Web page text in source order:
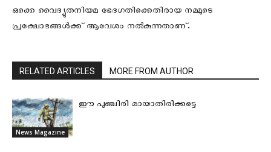
ഒക്കെ വൈദ്യുതനിയമ ഭേദഗതിക്കെതിരായ നമ്മുടെ
പ്രക്ഷോഭങ്ങള്‍ക്ക് ആവേശം നൽകുന്നതാണ്.
RELATED ARTICLES MORE FROM AUTHOR
News Magazine
ഈ പുഞ്ചിരി മായാതിരിക്കട്ടെ